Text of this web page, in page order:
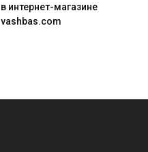
в интернет-магазине
vashbas.com